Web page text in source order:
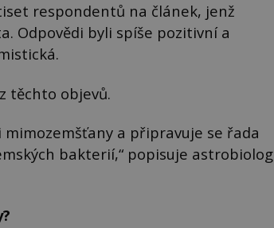
respondentů na článek, jenž
Odpovědi byli spíše pozitivní a
těchto objevů.
a připravuje se řada
bakterií,“ popisuje astrobiolog